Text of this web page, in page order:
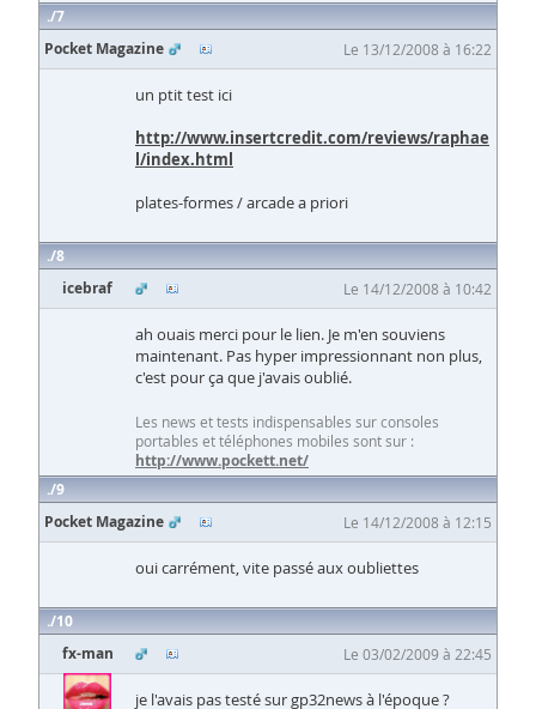
7
Pocket Magazine
Le 13/12/2008 à 16:22
un ptit test ici
http://www.insertcredit.com/reviews/raphae
l/index.html
plates-formes / arcade a priori
8
icebraf
Le 14/12/2008 à 10:42
ah ouais merci pour le lien. Je m'en souviens
maintenant. Pas hyper impressionnant non plus,
c'est pour ça que j'avais oublié.
Les news et tests indispensables sur consoles
portables et téléphones mobiles sont sur :
http://www.pockett.net/
9
Pocket Magazine
Le 14/12/2008 à 12:15
oui carrément, vite passé aux oubliettes
10
fx-man
Le 03/02/2009 à 22:45
je l'avais pas testé sur gp32news à l'époque ?